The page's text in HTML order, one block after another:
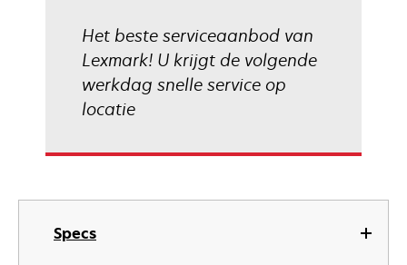
Specs
Het beste serviceaanbod van
Lexmark! U krijgt de volgende
werkdag snelle service op
locatie